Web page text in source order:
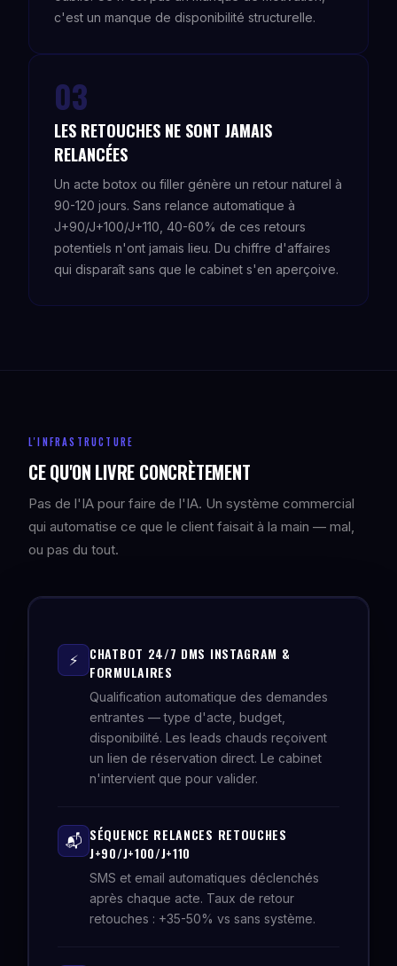
c'est un manque de disponibilité structurelle.
03
LES RETOUCHES NE SONT JAMAIS
RELANCÉES
Un acte botox ou filler génère un retour naturel à
90-120 jours. Sans relance automatique à
J+90/J+100/J+110, 40-60% de ces retours
potentiels n'ont jamais lieu. Du chiffre d'affaires
qui disparaît sans que le cabinet s'en aperçoive.
L'INFRASTRUCTURE
CE QU'ON LIVRE CONCRÈTEMENT
Pas de l'IA pour faire de l'IA. Un système commercial
qui automatise ce que le client faisait à la main — mal,
ou pas du tout.
⚡
CHATBOT 24/7 DMS INSTAGRAM &
FORMULAIRES
Qualification automatique des demandes
entrantes — type d'acte, budget,
disponibilité. Les leads chauds reçoivent
un lien de réservation direct. Le cabinet
n'intervient que pour valider.
📬 SÉQUENCE RELANCES RETOUCHES
J+90/J+100/J+110
SMS et email automatiques déclenchés
après chaque acte. Taux de retour
retouches : +35-50% vs sans système.